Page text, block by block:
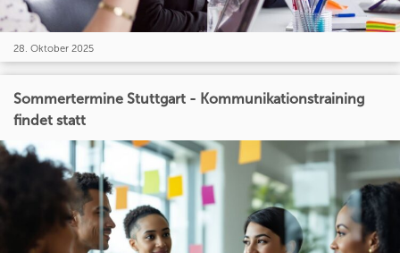
28. Oktober 2025
Sommertermine Stuttgart - Kommunikationstraining
findet statt